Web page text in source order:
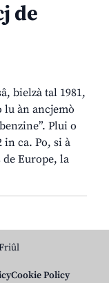
de
bielzà tal 1981,
lu àn ancjemò
Plui o
in ca. Po, si à
Europe, la
Cookie Policy